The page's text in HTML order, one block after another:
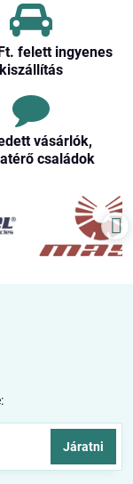
felett ingyenes
kiszállítás
vásárlók,
családok
Járatni